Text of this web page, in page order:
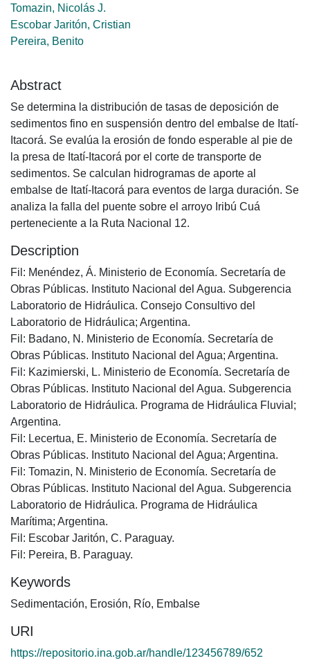
Tomazin, Nicolás J.
Escobar Jaritón, Cristian
Pereira, Benito
Abstract
Se determina la distribución de tasas de deposición de
sedimentos fino en suspensión dentro del embalse de Itatí-
Itacorá. Se evalúa la erosión de fondo esperable al pie de
la presa de Itatí-Itacorá por el corte de transporte de
sedimentos. Se calculan hidrogramas de aporte al
embalse de Itatí-Itacorá para eventos de larga duración. Se
analiza la falla del puente sobre el arroyo Iribú Cuá
perteneciente a la Ruta Nacional 12.
Description
Fil: Menéndez, Á. Ministerio de Economía. Secretaría de
Obras Públicas. Instituto Nacional del Agua. Subgerencia
Laboratorio de Hidráulica. Consejo Consultivo del
Laboratorio de Hidráulica; Argentina.
Fil: Badano, N. Ministerio de Economía. Secretaría de
Obras Públicas. Instituto Nacional del Agua; Argentina.
Fil: Kazimierski, L. Ministerio de Economía. Secretaría de
Obras Públicas. Instituto Nacional del Agua. Subgerencia
Laboratorio de Hidráulica. Programa de Hidráulica Fluvial;
Argentina.
Fil: Lecertua, E. Ministerio de Economía. Secretaría de
Obras Públicas. Instituto Nacional del Agua; Argentina.
Fil: Tomazin, N. Ministerio de Economía. Secretaría de
Obras Públicas. Instituto Nacional del Agua. Subgerencia
Laboratorio de Hidráulica. Programa de Hidráulica
Marítima; Argentina.
Fil: Escobar Jaritón, C. Paraguay.
Fil: Pereira, B. Paraguay.
Keywords
Sedimentación, Erosión, Río, Embalse
URI
https://repositorio.ina.gob.ar/handle/123456789/652